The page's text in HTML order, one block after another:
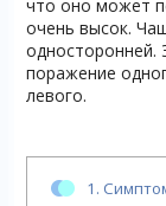
что оно может
очень высок.
односторонней.
поражение
левого.
1.